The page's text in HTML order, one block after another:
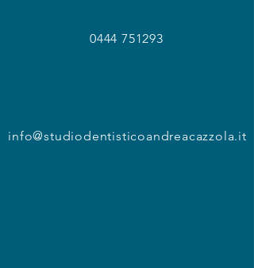
0444 751293
info@studiodentisticoandreacazzola.it